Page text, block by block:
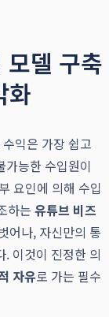
델 구축
화
익은 가장 쉽고
가능한 수입원이
요인에 의해 수입
하는 유튜브 비즈
어나, 자신만의 통
이것이 진정한 의
자유로 가는 필수